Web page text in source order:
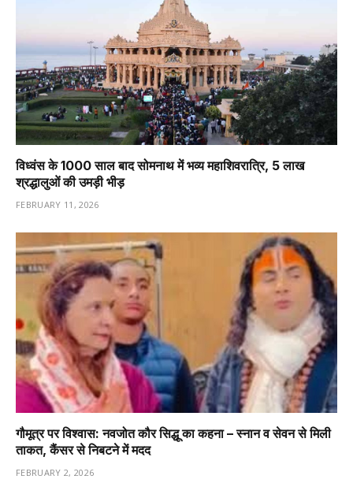
विध्वंस के 1000 साल बाद सोमनाथ में भव्य महाशिवरात्रि, 5 लाख
श्रद्धालुओं की उमड़ी भीड़
FEBRUARY 11, 2026
गौमूत्र पर विश्वास: नवजोत कौर सिद्धू का कहना – स्नान व सेवन से मिली
ताकत, कैंसर से निबटने में मदद
FEBRUARY 2, 2026